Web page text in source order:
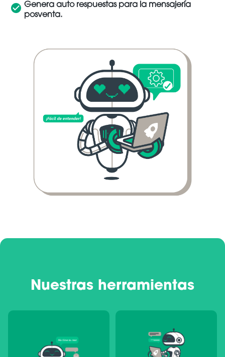
Genera auto respuestas para la mensajería
posventa.
Nuestras herramientas